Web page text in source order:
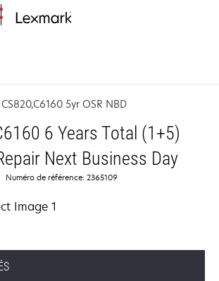
CS820,C6160 5yr OSR NBD
6 Years Total (1+5)
Next Business Day
Numéro de référence: 2365109